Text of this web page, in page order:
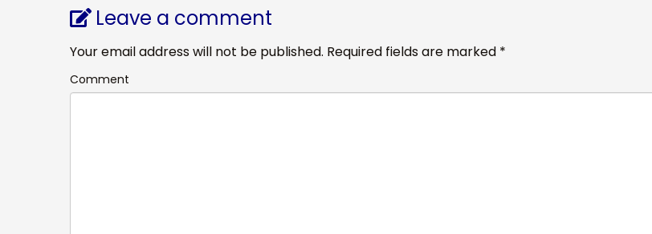
Leave a comment
Your email address will not be published. Required fields are marked *
Comment